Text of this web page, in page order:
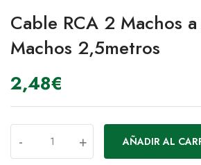
Cable RCA 2 Machos
Machos 2,5metros
2,48€
- + AÑADIR AL